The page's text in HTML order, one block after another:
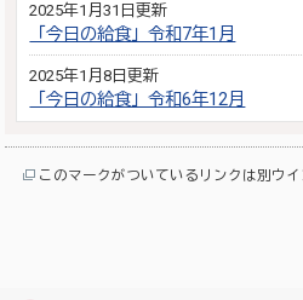
2025年1月31日更新
「今日の給食」令和7年1月
2025年1月8日更新
「今日の給食」令和6年12月
このマークがついているリンクは別ウ